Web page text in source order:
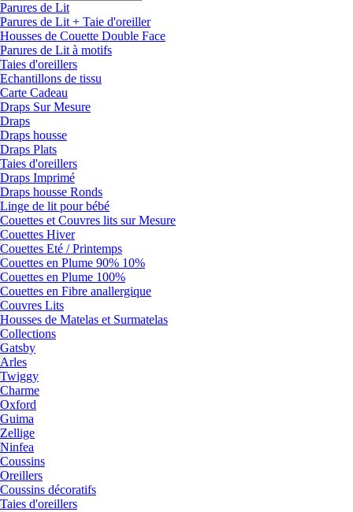
Parures de Lit
Parures de Lit + Taie d'oreiller
Housses de Couette Double Face
Parures de Lit à motifs
Taies d'oreillers
Echantillons de tissu
Carte Cadeau
Draps Sur Mesure
Draps
Draps housse
Draps Plats
Taies d'oreillers
Draps Imprimé
Draps housse Ronds
Linge de lit pour bébé
Couettes et Couvres lits sur Mesure
Couettes Hiver
Couettes Eté / Printemps
Couettes en Plume 90% 10%
Couettes en Plume 100%
Couettes en Fibre anallergique
Couvres Lits
Housses de Matelas et Surmatelas
Collections
Gatsby
Arles
Twiggy
Charme
Oxford
Guima
Zellige
Ninfea
Coussins
Oreillers
Coussins décoratifs
Taies d'oreillers